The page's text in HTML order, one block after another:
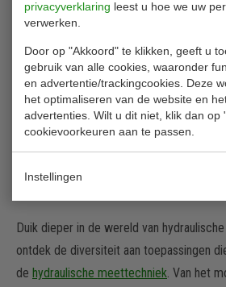
privacyverklaring leest u hoe we uw
verwerken.
Door op "Akkoord" te klikken, geeft u
gebruik van alle cookies, waaronder
en advertentie/trackingcookies. Deze
het optimaliseren van de website en
advertenties. Wilt u dit niet, klik dan op
cookievoorkeuren aan te passen.
Instellingen
Bekijk producten
Toepassingen
hydraulische
Duik dieper in de wereld van
ontdek de diversiteit aan toepassingen
de hydraulische meettechniek. Van het